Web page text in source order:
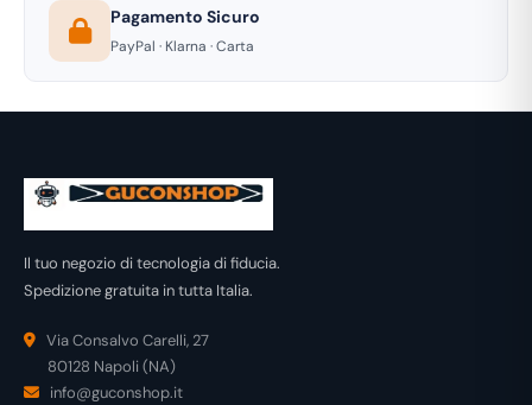
Pagamento Sicuro
PayPal · Klarna · Carta
Il tuo negozio di tecnologia di fiducia.
Spedizione gratuita in tutta Italia.
Via Consalvo Carelli, 27
80128 Napoli (NA)
info@guconshop.it